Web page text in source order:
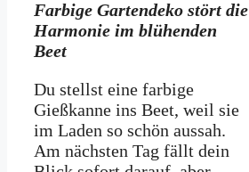
Farbige Gartendeko stört die
Harmonie im blühenden
Beet
Du stellst eine farbige
Gießkanne ins Beet, weil sie
im Laden so schön aussah.
Am nächsten Tag fällt dein